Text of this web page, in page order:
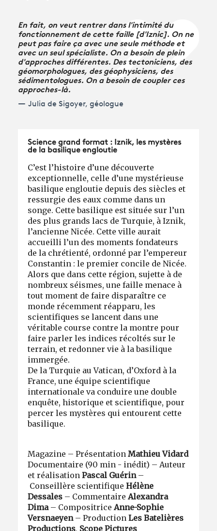
En fait, on veut rentrer dans l'intimité du
fonctionnement de cette faille [d'Iznic]. On ne
peut pas faire ça avec une seule méthode et
avec un seul spécialiste. On a besoin de plein
d'approches différentes. Des tectoniciens, des
géomorphologues, des géophysiciens, des
sédimentologues. On a besoin de coupler ces
approches-là.
Julia de Sigoyer, géologue
Science grand format : Iznik, les mystères
de la basilique engloutie
C’est l’histoire d’une découverte
exceptionnelle, celle d’une mystérieuse
basilique engloutie depuis des siècles et
ressurgie des eaux comme dans un
songe. Cette basilique est située sur l’un
des plus grands lacs de Turquie, à Iznik,
l’ancienne Nicée. Cette ville aurait
accueilli l’un des moments fondateurs
de la chrétienté, ordonné par l’empereur
Constantin : le premier concile de Nicée.
Alors que dans cette région, sujette à de
nombreux séismes, une faille menace à
tout moment de faire disparaître ce
monde récemment réapparu, les
scientifiques se lancent dans une
véritable course contre la montre pour
faire parler les indices récoltés sur le
terrain, et redonner vie à la basilique
immergée.
De la Turquie au Vatican, d’Oxford à la
France, une équipe scientifique
internationale va conduire une double
enquête, historique et scientifique, pour
percer les mystères qui entourent cette
basilique.
Magazine – PrésentationMathieu Vidard
Documentaire (90 min - inédit) – Auteur
et réalisationPascal Guérin–
Conseillère scientifiqueHélène
Dessales – CommentaireAlexandra
Dima– CompositriceAnne-Sophie
Versnaeyen– ProductionLes Batelières
Productions, Scope Pictures